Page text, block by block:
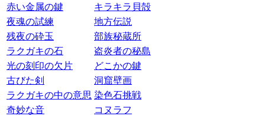
赤い金属の鍵
キラキラ貝殻
夜魂の試練
地方伝説
残夜の砕玉
部族秘蔵所
ラクガキの石
盗炎者の秘島
光の刻印の欠片
どこかの鍵
古びた剣
洞窟壁画
ラクガキの中の意思 染色石挑戦
奇妙な音
コヌラフ